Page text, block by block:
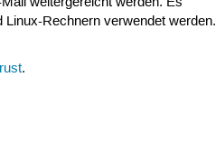
Rechnern verwendet werden.
.